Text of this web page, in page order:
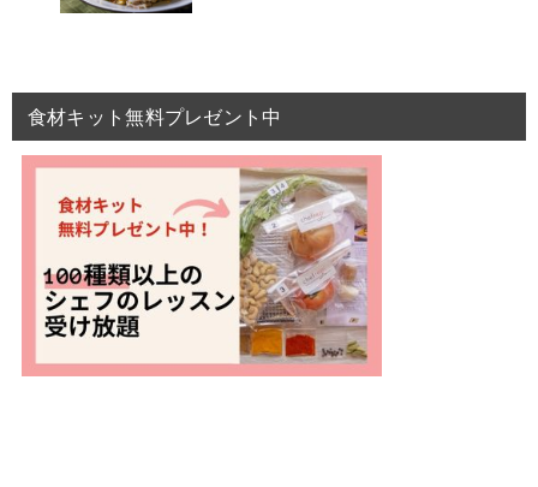
食材キット無料プレゼント中